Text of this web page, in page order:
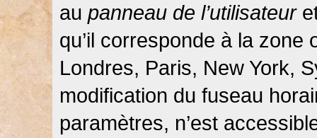
au panneau de l’utilisateur
qu’il corresponde à la
Londres, Paris, New York,
modification du fuseau
paramètres, n’est